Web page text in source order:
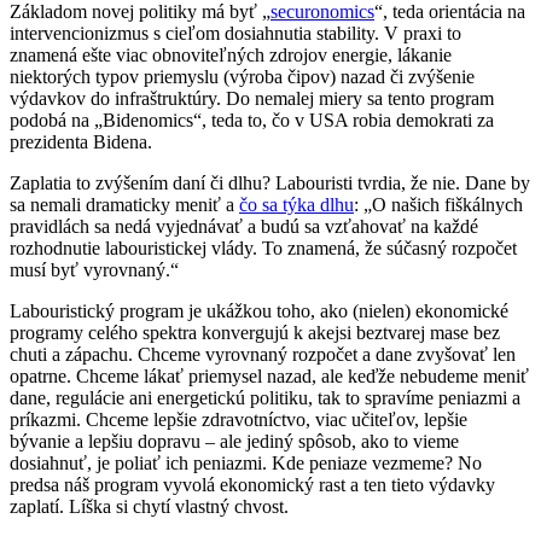
Základom novej politiky má byť „securonomics“, teda orientácia na
intervencionizmus s cieľom dosiahnutia stability. V praxi to
znamená ešte viac obnoviteľných zdrojov energie, lákanie
niektorých typov priemyslu (výroba čipov) nazad či zvýšenie
výdavkov do infraštruktúry. Do nemalej miery sa tento program
podobá na „Bidenomics“, teda to, čo v USA robia demokrati za
prezidenta Bidena.
Zaplatia to zvýšením daní či dlhu? Labouristi tvrdia, že nie. Dane by
sa nemali dramaticky meniť a čo sa týka dlhu: „O našich fiškálnych
pravidlách sa nedá vyjednávať a budú sa vzťahovať na každé
rozhodnutie labouristickej vlády. To znamená, že súčasný rozpočet
musí byť vyrovnaný.“
Labouristický program je ukážkou toho, ako (nielen) ekonomické
programy celého spektra konvergujú k akejsi beztvarej mase bez
chuti a zápachu. Chceme vyrovnaný rozpočet a dane zvyšovať len
opatrne. Chceme lákať priemysel nazad, ale keďže nebudeme meniť
dane, regulácie ani energetickú politiku, tak to spravíme peniazmi a
príkazmi. Chceme lepšie zdravotníctvo, viac učiteľov, lepšie
bývanie a lepšiu dopravu – ale jediný spôsob, ako to vieme
dosiahnuť, je poliať ich peniazmi. Kde peniaze vezmeme? No
predsa náš program vyvolá ekonomický rast a ten tieto výdavky
zaplatí. Líška si chytí vlastný chvost.